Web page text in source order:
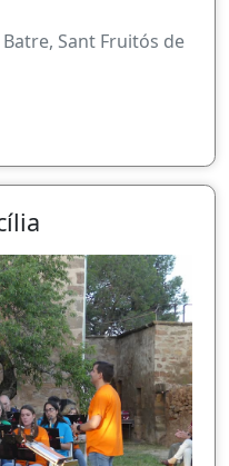
Sant Fruitós de